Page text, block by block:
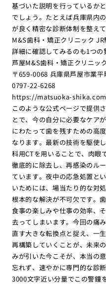
基づいた説明を行っているか
でしょう。たとえば兵庫県内
が良く精密な診断体制を整え
M&S歯科・矯正クリニック
詳細に確認してみるのも1つの
芦屋M&S歯科・矯正クリニッ
〒659-0068 兵庫県芦屋市業
0797-22-6268
https://matsuoka-
このような公式ページで提供
とで、今の自分に必要なケア
にわたって歯を残すための高
なります。最新の技術を駆使
科用CTを用いることで、肉眼
徹底的に除去し、再感染のル
ています。夜中の応急処置と
いためには、場当たり的な対
根本的な解決が不可欠です。
食事の楽しみや仕事の効率、
去ってしまいます。今回の痛
直す大きな転換点と捉え、一
再構築していくことが、未来
みが引いた今こそが、本当の
忘れず、速やかに専門的な診
3000文字近い分量でこの警鐘